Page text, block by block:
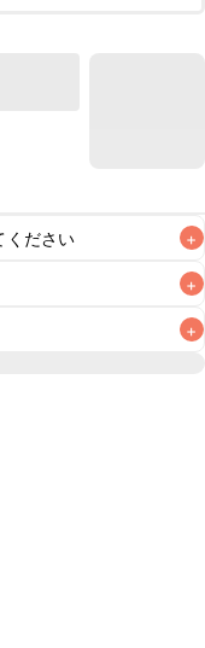
ください +
+
+
べくお早めにお召